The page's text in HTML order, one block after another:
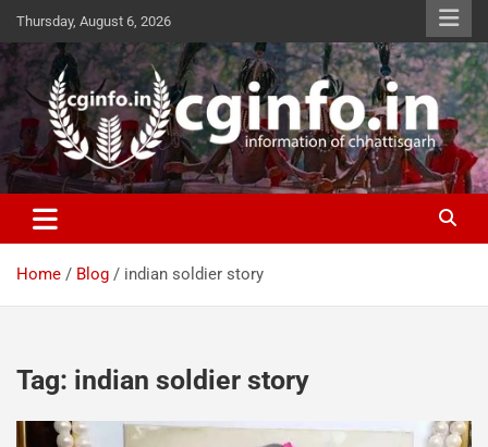
content
Thursday, August 6, 2026
cginfo.in
information of Chhattisgarh
Home Blog indian soldier story
Tag: indian soldier story